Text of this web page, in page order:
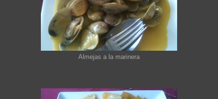
Almejas a la marinera